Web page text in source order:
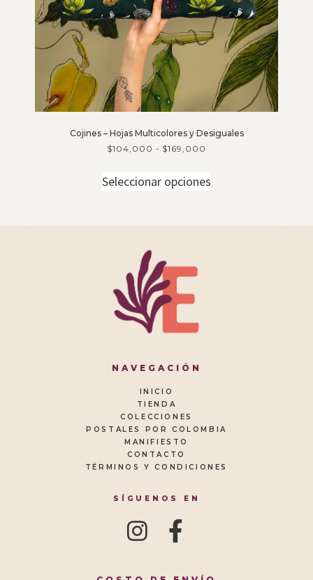
Cojines – Hojas Multicolores y Desiguales
$104,000 - $169,000
Seleccionar opciones
NAVEGACIÓN
INICIO
TIENDA
COLECCIONES
POSTALES POR COLOMBIA
MANIFIESTO
CONTACTO
TÉRMINOS Y CONDICIONES
SÍGUENOS EN